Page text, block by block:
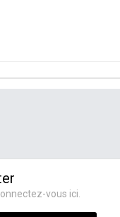
vous ici.